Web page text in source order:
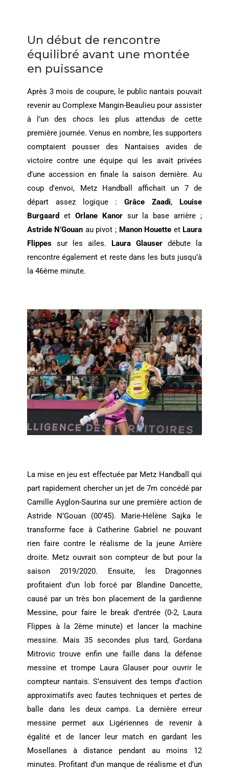
Un début de rencontre
équilibré avant une montée
en puissance
Après 3 mois de coupure, le public nantais pouvait
revenir au Complexe Mangin-Beaulieu pour assister
à l’un des chocs les plus attendus de cette
première journée. Venus en nombre, les supporters
comptaient pousser des Nantaises avides de
victoire contre une équipe qui les avait privées
d’une accession en finale la saison dernière. Au
coup d’envoi, Metz Handball affichait un 7 de
départ assez logique :Grâce Zaadi, Louise
Burgaard et Orlane Kanorsur la base arrière ;
Astride N’Gouan au pivot ; Manon Houette et Laura
Flippessur les ailes. Laura Glauser débute la
rencontre également et reste dans les buts jusqu’à
la 46ème minute.
La mise en jeu est effectuée par Metz Handball qui
part rapidement chercher un jet de 7m concédé par
Camille Ayglon-Saurina sur une première action de
Astride N’Gouan (00’45). Marie-Hélène Sajka le
transforme face à Catherine Gabriel ne pouvant
rien faire contre le réalisme de la jeune Arrière
droite. Metz ouvrait son compteur de but pour la
saison 2019/2020. Ensuite, les Dragonnes
profitaient d’un lob forcé par Blandine Dancette,
causé par un très bon placement de la gardienne
Messine, pour faire le break d’entrée (0-2, Laura
Flippes à la 2ème minute) et lancer la machine
messine. Mais 35 secondes plus tard, Gordana
Mitrovic trouve enfin une faille dans la défense
messine et trompe Laura Glauser pour ouvrir le
compteur nantais. S’ensuivent des temps d’action
approximatifs avec fautes techniques et pertes de
balle dans les deux camps. La dernière erreur
messine permet aux Ligériennes de revenir à
égalité et de lancer leur match en gardant les
Mosellanes à distance pendant au moins 12
minutes. Profitant d’un manque de réalisme et d’un